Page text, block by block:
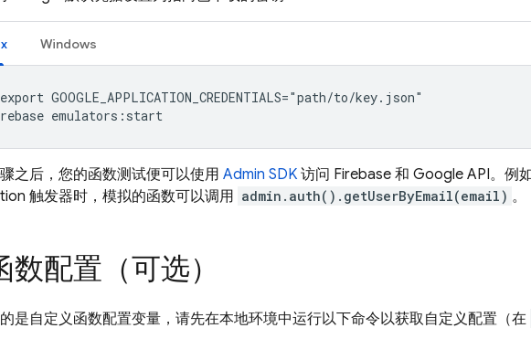
Windows
export GOOGLE_APPLICATION_CREDENTIALS="path/to/key.json"
之后，您的函数测试便可以使用 Admin SDK 访问 Firebase 和 Google API。例
触发器时，模拟的函数可以调用 admin.auth().getUserByEmail(email) 。
数配置（可选）
是自定义函数配置变量，请先在本地环境中运行以下命令以获取自定义配置（在